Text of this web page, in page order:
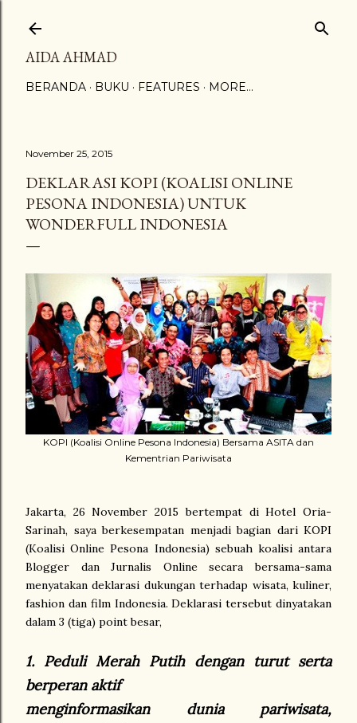
AIDA AHMAD
BERANDA BUKU FEATURES MORE…
November 25, 2015
DEKLARASI KOPI (KOALISI ONLINE
PESONA INDONESIA) UNTUK
WONDERFULL INDONESIA
KOPI (Koalisi Online Pesona Indonesia) Bersama ASITA dan
Kementrian Pariwisata
Jakarta, 26 November 2015 bertempat di Hotel Oria-
Sarinah, saya berkesempatan menjadi bagian dari KOPI
(Koalisi Online Pesona Indonesia) sebuah koalisi antara
Blogger dan Jurnalis Online secara bersama-sama
menyatakan deklarasi dukungan terhadap wisata, kuliner,
fashion dan film Indonesia. Deklarasi tersebut dinyatakan
dalam 3 (tiga) point besar,
1. Peduli Merah Putih dengan turut serta
berperan aktif
menginformasikan dunia pariwisata,